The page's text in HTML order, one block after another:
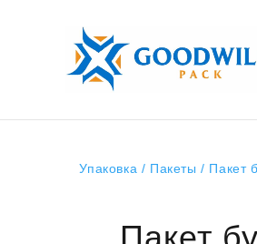
Упаковка / Пакеты / Пакет